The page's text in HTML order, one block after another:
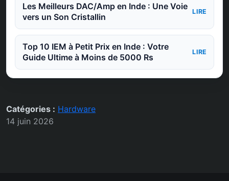
Les Meilleurs DAC/Amp en Inde : Une Voie
vers un Son Cristallin
LIRE
Top 10 IEM à Petit Prix en Inde : Votre
Guide Ultime à Moins de 5000 Rs
LIRE
Catégories : Hardware
14 juin 2026